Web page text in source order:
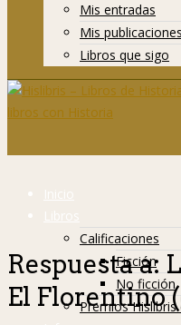
Mis entradas
Mis publicaciones
Libros que sigo
Inicio
Libros
Calificaciones
Ficción
No ficción
Premios
Respuesta a:
El Florentino